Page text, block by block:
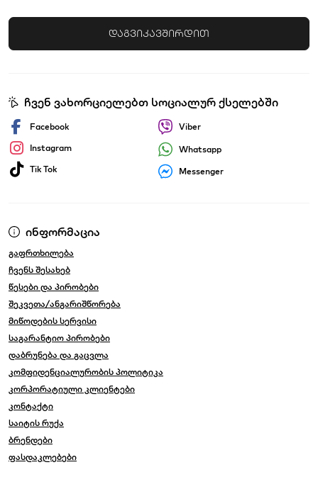
დაგვიკავშირდით
ინფორმაცია
გაფრთხილება
ჩვენს შესახებ
წესები და პირობები
შეკვეთა/ანგარიშწორება
მიწოდების სერვისი
საგარანტიო პირობები
დაბრუნება და გაცვლა
კომფიდენციალურობის პოლიტიკა
კორპორატიული კლიენტები
კონტაქტი
საიტის რუქა
ბრენდები
ფასდაკლებები
ჩვენ ვახორციელებთ სოციალურ ქსელებში
Facebook
Instagram
Tik Tok
Viber
Whatsapp
Messenger